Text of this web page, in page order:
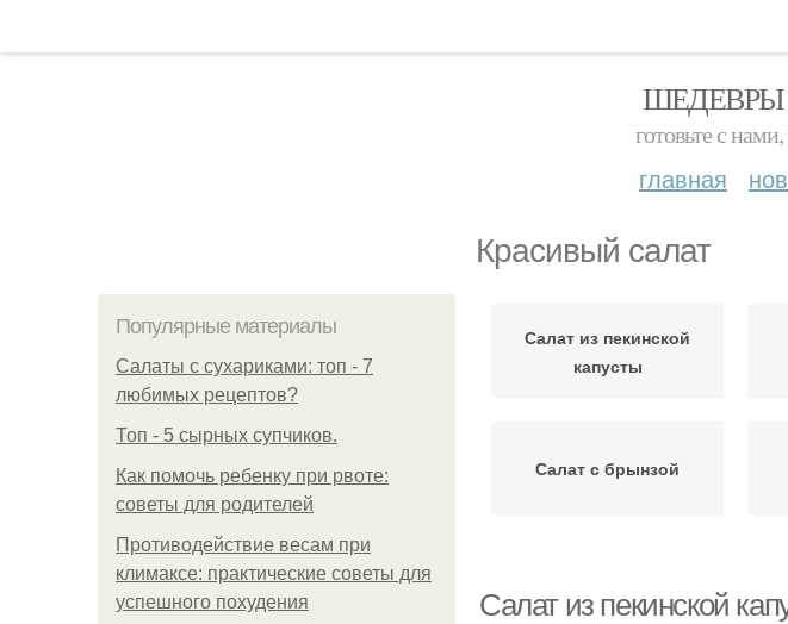
ШЕДЕВРЫ
готовьте с
главная
Красивый салат
Популярные материалы
Салаты с сухариками: топ - 7
любимых рецептов?
Топ - 5 сырных супчиков.
Как помочь ребенку при рвоте:
советы для родителей
Противодействие весам при
климаксе: практические советы для
успешного похудения
Салат из пекинской
капусты
Салат с брынзой
Салат из пекинской